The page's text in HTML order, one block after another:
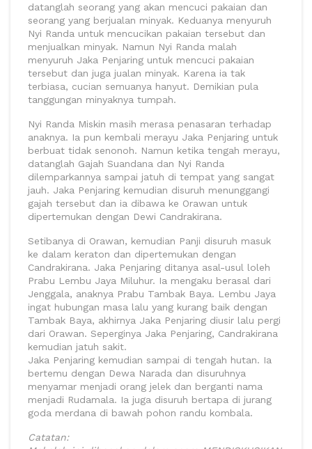
datanglah seorang yang akan mencuci pakaian dan
seorang yang berjualan minyak. Keduanya menyuruh
Nyi Randa untuk mencucikan pakaian tersebut dan
menjualkan minyak. Namun Nyi Randa malah
menyuruh Jaka Penjaring untuk mencuci pakaian
tersebut dan juga jualan minyak. Karena ia tak
terbiasa, cucian semuanya hanyut. Demikian pula
tanggungan minyaknya tumpah.
Nyi Randa Miskin masih merasa penasaran terhadap
anaknya. Ia pun kembali merayu Jaka Penjaring untuk
berbuat tidak senonoh. Namun ketika tengah merayu,
datanglah Gajah Suandana dan Nyi Randa
dilemparkannya sampai jatuh di tempat yang sangat
jauh. Jaka Penjaring kemudian disuruh menunggangi
gajah tersebut dan ia dibawa ke Orawan untuk
dipertemukan dengan Dewi Candrakirana.
Setibanya di Orawan, kemudian Panji disuruh masuk
ke dalam keraton dan dipertemukan dengan
Candrakirana. Jaka Penjaring ditanya asal-usul loleh
Prabu Lembu Jaya Miluhur. Ia mengaku berasal dari
Jenggala, anaknya Prabu Tambak Baya. Lembu Jaya
ingat hubungan masa lalu yang kurang baik dengan
Tambak Baya, akhirnya Jaka Penjaring diusir lalu pergi
dari Orawan. Seperginya Jaka Penjaring, Candrakirana
kemudian jatuh sakit.
Jaka Penjaring kemudian sampai di tengah hutan. Ia
bertemu dengan Dewa Narada dan disuruhnya
menyamar menjadi orang jelek dan berganti nama
menjadi Rudamala. Ia juga disuruh bertapa di jurang
goda merdana di bawah pohon randu kombala.
Catatan: